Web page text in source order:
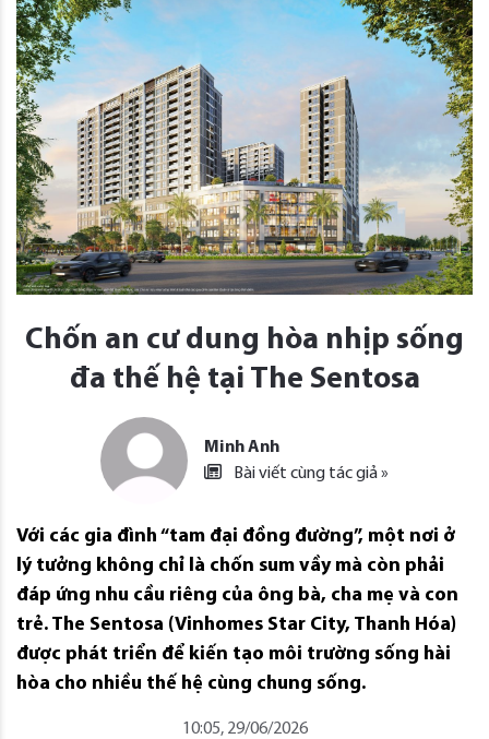
Chốn an cư dung hòa nhịp sống
đa thế hệ tại The Sentosa
Minh Anh
Bài viết cùng tác giả »
Với các gia đình “tam đại đồng đường”, một nơi ở
lý tưởng không chỉ là chốn sum vầy mà còn phải
đáp ứng nhu cầu riêng của ông bà, cha mẹ và con
trẻ. The Sentosa (Vinhomes Star City, Thanh Hóa)
được phát triển để kiến tạo môi trường sống hài
hòa cho nhiều thế hệ cùng chung sống.
10:05, 29/06/2026